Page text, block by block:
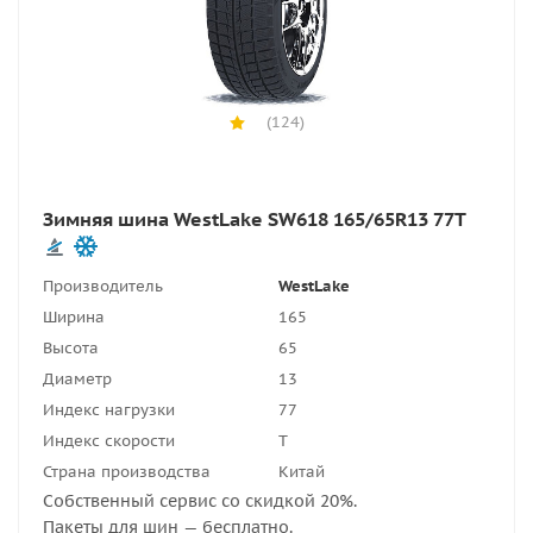
(124)
Зимняя шина WestLake SW618 165/65R13 77T
Производитель
WestLake
Ширина
165
Высота
65
Диаметр
13
Индекс нагрузки
77
Индекс скорости
T
Страна производства
Китай
Собственный сервис со скидкой 20%.
Пакеты для шин — бесплатно.